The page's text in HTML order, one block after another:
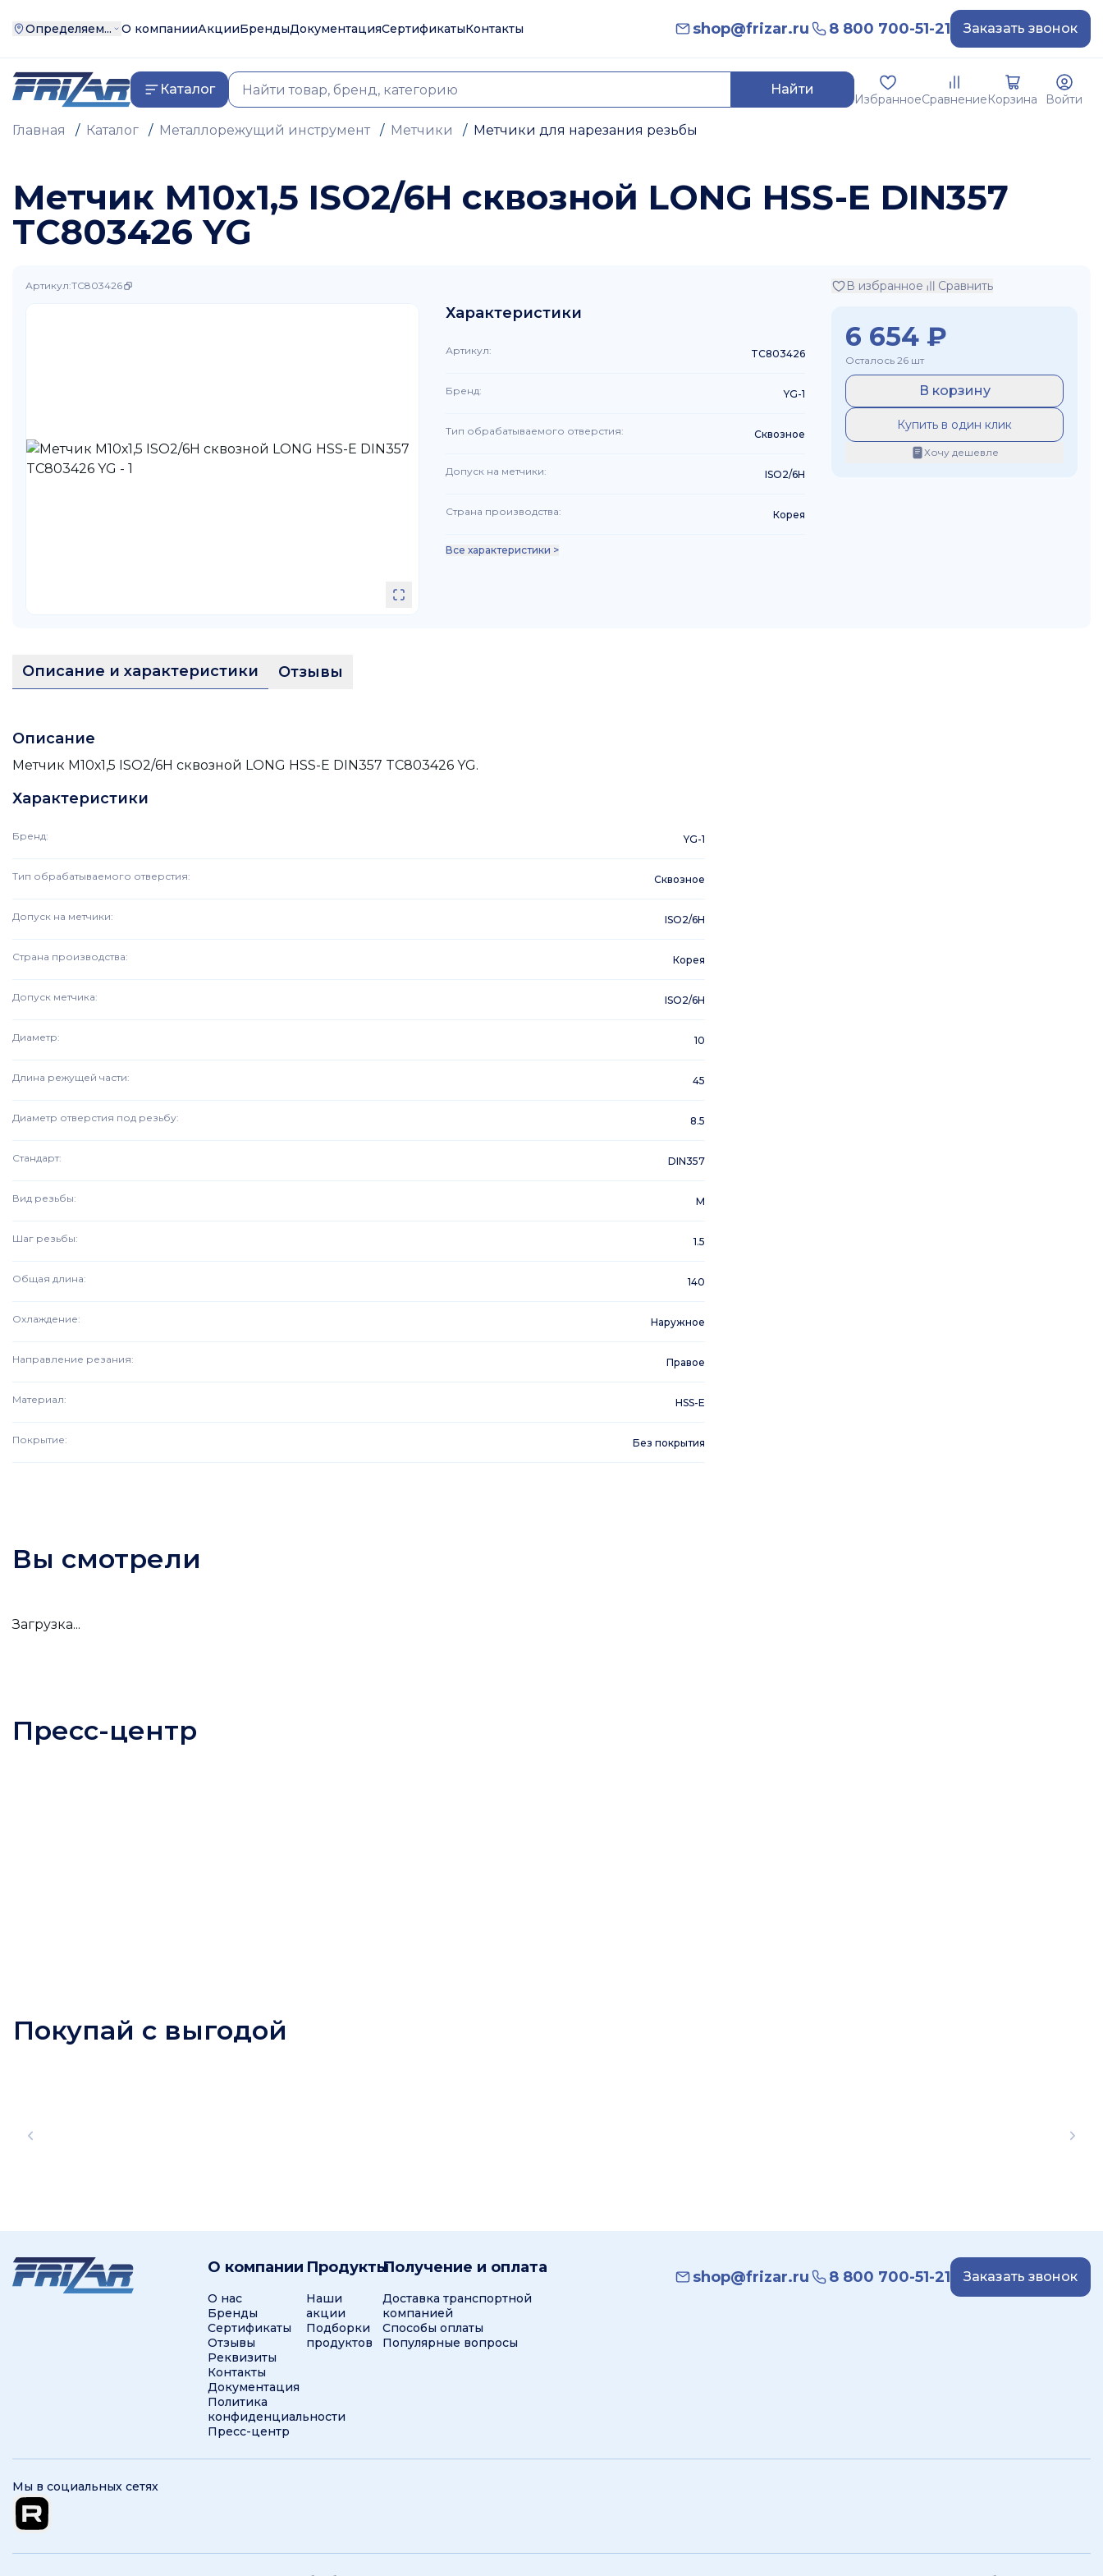
Определяем... О компанииАкцииБрендыДокументацияСертификатыКонтакты shop@frizar.ru 8 800 700-51-21 Заказать звонок
Каталог Найти
ИзбранноеСравнение Корзина Войти
Главная / Каталог / Металлорежущий инструмент / Метчики / Метчики для нарезания резьбы
Метчик М10х1,5 ISO2/6H сквозной LONG HSS-E DIN357
TC803426 YG
Артикул:TC803426
Характеристики
Артикул: TC803426
Бренд: YG-1
Тип обрабатываемого отверстия: Сквозное
Допуск на метчики: ISO2/6H
Страна производства: Корея
Все характеристики >
В избранное Сравнить
6 654 ₽
Осталось 26 шт
В корзину
Купить в один клик
Хочу дешевле
Описание и характеристики Отзывы
Описание
Метчик М10х1,5 ISO2/6H сквозной LONG HSS-E DIN357 TC803426 YG.
Характеристики
Бренд: YG-1
Тип обрабатываемого отверстия: Сквозное
Допуск на метчики: ISO2/6H
Страна производства: Корея
Допуск метчика: ISO2/6H
Диаметр: 10
Длина режущей части: 45
Диаметр отверстия под резьбу: 8.5
Стандарт: DIN357
Вид резьбы: M
Шаг резьбы: 1.5
Общая длина: 140
Охлаждение: Наружное
Направление резания: Правое
Материал: HSS-E
Покрытие: Без покрытия
Вы смотрели
Загрузка...
Пресс-центр
Покупай с выгодой
О компании
О нас
Бренды
Сертификаты
Отзывы
Реквизиты
Контакты
Документация
Политика
конфиденциальности
Пресс-центр
Продукты
Наши
акции
Подборки
продуктов
Получение и оплата
Доставка транспортной
компанией
Способы оплаты
Популярные вопросы
shop@frizar.ru 8 800 700-51-21 Заказать звонок
Мы в социальных сетях